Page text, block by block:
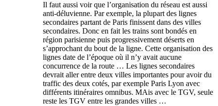
Il faut aussi voir que l’organisation du réseau est aussi
anti-déluvienne. Par exemple, la plupart des lignes
secondaires partant de Paris finissent dans des villes
secondaires. Donc en fait les trains sont bondés en
région parisienne puis progressivement déserts en
s’approchant du bout de la ligne. Cette organisation des
lignes date de l’époque où il n’y avait aucune
concurrence de la route … Les lignes secondaires
devrait aller entre deux villes importantes pour avoir du
traffic des deux cotés, par exemple Paris Lyon avec
différents itinéraires omnibus. MAis avec le TGV, seule
reste les TGV entre les grandes villes …